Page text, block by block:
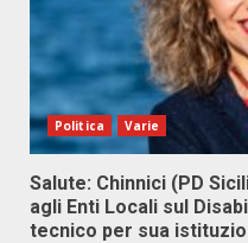
Politica Varie
Salute: Chinnici (PD
agli Enti Locali sul
tecnico per sua